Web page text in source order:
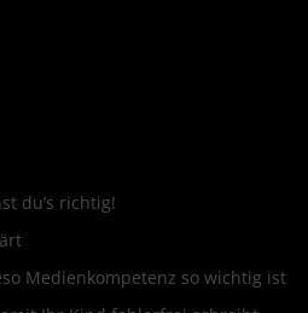
du’s richtig!
Medienkompetenz so wichtig ist